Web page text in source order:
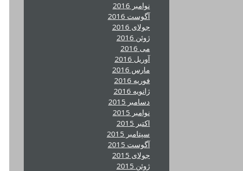
نوامبر 2016
آگوست 2016
جولای 2016
ژوئن 2016
می 2016
آوریل 2016
مارس 2016
فوریه 2016
ژانویه 2016
دسامبر 2015
نوامبر 2015
اکتبر 2015
سپتامبر 2015
آگوست 2015
جولای 2015
ژوئن 2015